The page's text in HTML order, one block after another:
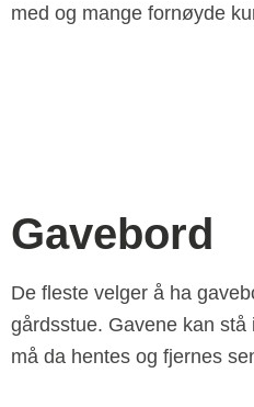
med og mange fornøyde
Gavebord
De fleste velger å ha
gårdsstue. Gavene kan
må da hentes og fjernes